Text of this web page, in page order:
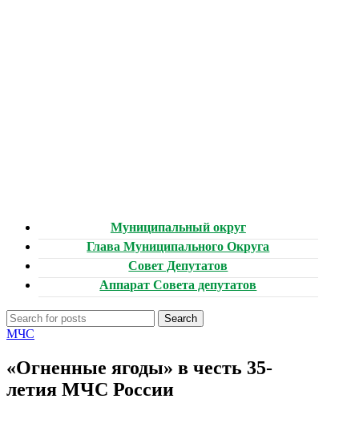
Муниципальный округ
Глава Муниципального Округа
Совет Депутатов
Аппарат Совета депутатов
Search
МЧС
«Огненные ягоды» в честь 35-
летия МЧС России